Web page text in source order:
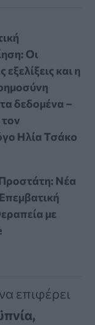
Οι
εξελίξεις και η
δεδομένα –
Ηλία Τσάκο
Νέα
με
επιφέρει